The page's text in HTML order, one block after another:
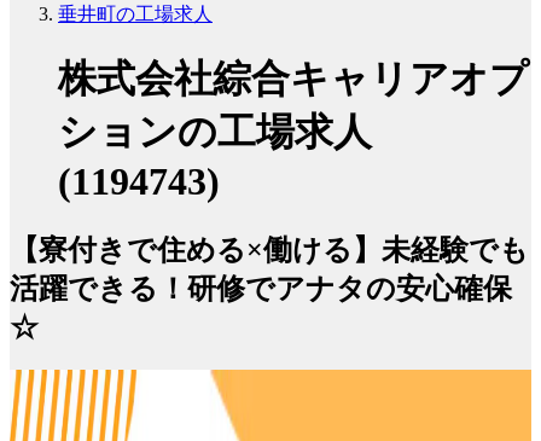
垂井町の工場求人
株式会社綜合キャリアオプ
ションの工場求人
(1194743)
【寮付きで住める×働ける】未経験でも
活躍できる！研修でアナタの安心確保
☆